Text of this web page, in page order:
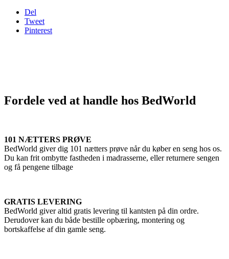
Del
Tweet
Pinterest
Fordele ved at handle hos BedWorld
101 NÆTTERS PRØVE
BedWorld giver dig 101 nætters prøve når du køber en seng hos os.
Du kan frit ombytte fastheden i madrasserne, eller returnere sengen
og få pengene tilbage
GRATIS LEVERING
BedWorld giver altid gratis levering til kantsten på din ordre.
Derudover kan du både bestille opbæring, montering og
bortskaffelse af din gamle seng.